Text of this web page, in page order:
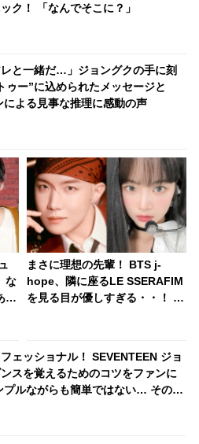
ク！ 「なんでそこに？」
レと一緒だ…」ジョングクの手に刻
ゥー”に込められたメッセージと
による見事な推理に感動の声
な
っ
まさに理想の先輩！ BTS j-
hope、隣に座るLE SSERAFIM
を見る目が優しすぎる・・！ に
ェッショナル！ SEVENTEEN ジョ
スを覚えるためのコツをファンに
プルながらも簡単ではない… その心